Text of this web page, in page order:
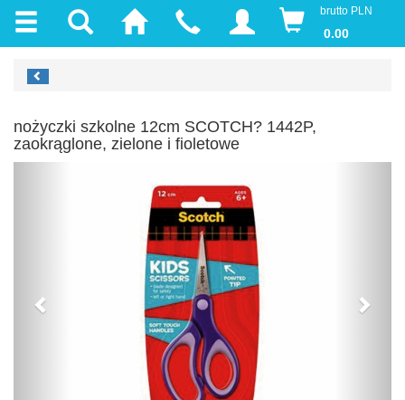
brutto PLN
0.00
nożyczki szkolne 12cm SCOTCH? 1442P,
zaokrąglone, zielone i fioletowe